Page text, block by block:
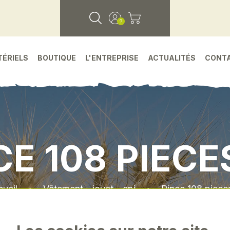
BOUTIQUE L'ENTREPRISE ACTUALITÉS
108
•Vêtement - jouet - epi•Pince 108